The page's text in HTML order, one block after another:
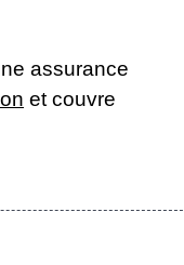
assurance
et couvre